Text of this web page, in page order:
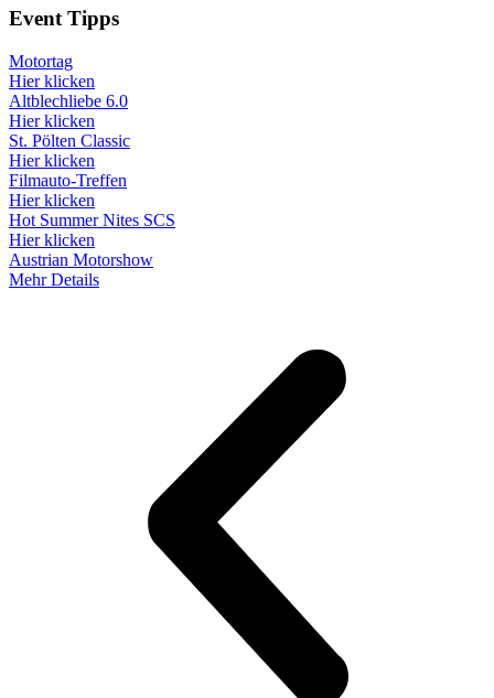
Event Tipps
Motortag
Hier klicken
Altblechliebe 6.0
Hier klicken
St. Pölten Classic
Hier klicken
Filmauto-Treffen
Hier klicken
Hot Summer Nites SCS
Hier klicken
Austrian Motorshow
Mehr Details